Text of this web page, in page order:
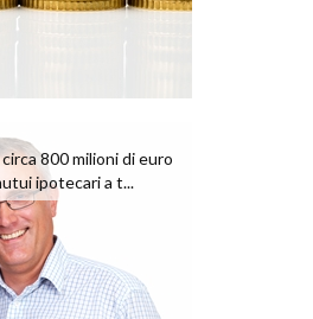
800 milioni di euro
ipotecari a t...